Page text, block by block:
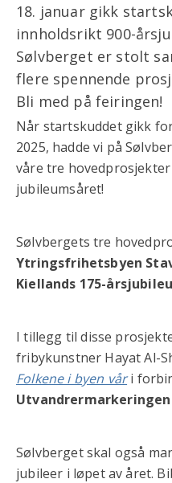
18. januar gikk
innholdsrikt 900-
Sølvberget er stolt
flere spennende
Bli med på feiringen!
Når startskuddet gikk
2025, hadde vi på
våre tre
jubileumsåret!
Sølvbergets tre
Ytringsfrihetsbyen
Kiellands 175-
I tillegg til disse
fribykunstner Hayat Al-
Folkene i byen våri
Utvandrermarkeringen
Sølvberget skal også
jubileer i løpet av året.